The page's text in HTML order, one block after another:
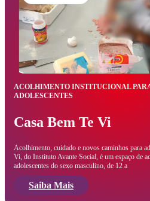
ACOLHIMENTO INSTITUCIONAL
ADOLESCENTES
Casa Bem Te Vi
Acolhimento, cuidado e novos caminhos para
Vi, do Instituto Avante Social, é um espaço de
adolescentes do sexo masculino, de 12 a
Saiba Mais